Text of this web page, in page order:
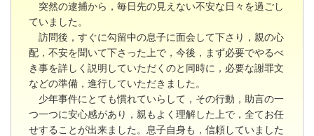
突然の逮捕から，毎日先の見えない不安な日々を過ごし
ていました。
訪問後，すぐに勾留中の息子に面会して下さり，親の心
配，不安を聞いて下さった上で，今後，まず必要でやるべ
き事を詳しく説明していただくのと同時に，必要な謝罪文
などの準備，進行していただきました。
少年事件にとても慣れていらして，その行動，助言の一
つ一つに安心感があり，親もよく理解した上で，全てお任
せすることが出来ました。息子自身も，信頼していました